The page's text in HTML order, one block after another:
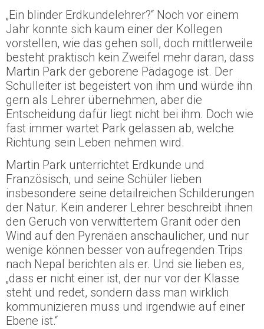
„Ein blinder Erdkundelehrer?“ Noch vor einem
Jahr konnte sich kaum einer der Kollegen
vorstellen, wie das gehen soll, doch mittlerweile
besteht praktisch kein Zweifel mehr daran, dass
Martin Park der geborene Pädagoge ist. Der
Schulleiter ist begeistert von ihm und würde ihn
gern als Lehrer übernehmen, aber die
Entscheidung dafür liegt nicht bei ihm. Doch wie
fast immer wartet Park gelassen ab, welche
Richtung sein Leben nehmen wird.
Martin Park unterrichtet Erdkunde und
Französisch, und seine Schüler lieben
insbesondere seine detailreichen Schilderungen
der Natur. Kein anderer Lehrer beschreibt ihnen
den Geruch von verwittertem Granit oder den
Wind auf den Pyrenäen anschaulicher, und nur
wenige können besser von aufregenden Trips
nach Nepal berichten als er. Und sie lieben es,
„dass er nicht einer ist, der nur vor der Klasse
steht und redet, sondern dass man wirklich
kommunizieren muss und irgendwie auf einer
Ebene ist.“